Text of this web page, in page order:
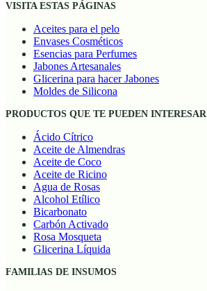
VISITA ESTAS PÁGINAS
Aceites para el pelo
Envases Cosméticos
Esencias para Perfumes
Jabones Artesanales
Glicerina para hacer Jabones
Moldes de Silicona
PRODUCTOS QUE TE PUEDEN INTERESAR
Ácido Cítrico
Aceite de Almendras
Aceite de Coco
Aceite de Ricino
Agua de Rosas
Alcohol Etílico
Bicarbonato
Carbón Activado
Rosa Mosqueta
Glicerina Líquida
FAMILIAS DE INSUMOS